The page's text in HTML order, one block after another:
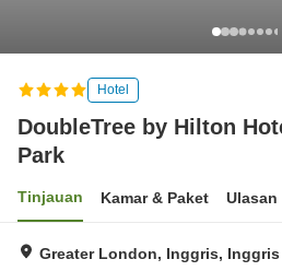
Hotel
DoubleTree by Hilton
Park
Tinjauan Kamar & Paket Ulasan
Greater London, Inggris, Inggris